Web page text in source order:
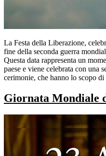
La Festa della Liberazione,
fine della seconda guerra
Questa data rappresenta un
paese e viene celebrata con una
cerimonie, che hanno lo scopo
Giornata Mondiale